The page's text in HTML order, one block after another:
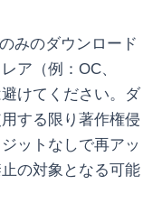
みのダウンロード
ア（例：OC、
けてください。ダ
する限り著作権侵
ットなしで再アッ
の対象となる可能